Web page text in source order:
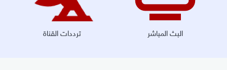
البث المباشر ترددات القناة